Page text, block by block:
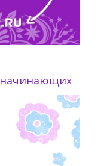
начинающих